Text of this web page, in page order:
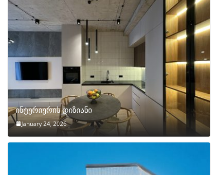
ინტერიერის დიზიანი
January 24, 2026